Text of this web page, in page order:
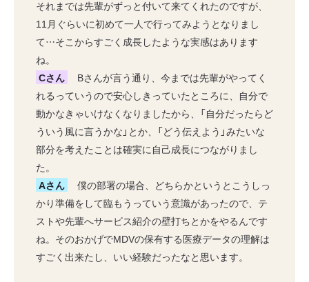
それまでは先輩がずっと付いて来てくれたのですが、
11月ぐらいに初めて一人で行ってみようとなりまし
て…そこからすごく成長したような実感はあります
ね。
Cさん
Bさんが言う通り、今までは先輩がやってく
れるっていうので安心しきっていたところに、自分で
動かなきゃいけなくなりましたから、「自分だったらど
ういう風に言うかな」とか、「どう伝えよう」みたいな
部分を考えたことは確実に自己成長につながりまし
た。
Aさん
僕の部署の場合、どちらかというとこうしっ
かり準備をして臨もうっていう意識があったので、テ
ストや先輩へサービス紹介の壁打ちとかをやるんです
ね。そのおかげでMDVの保有する医療データの理解は
すごく出来たし、いい経験だったなと思います。